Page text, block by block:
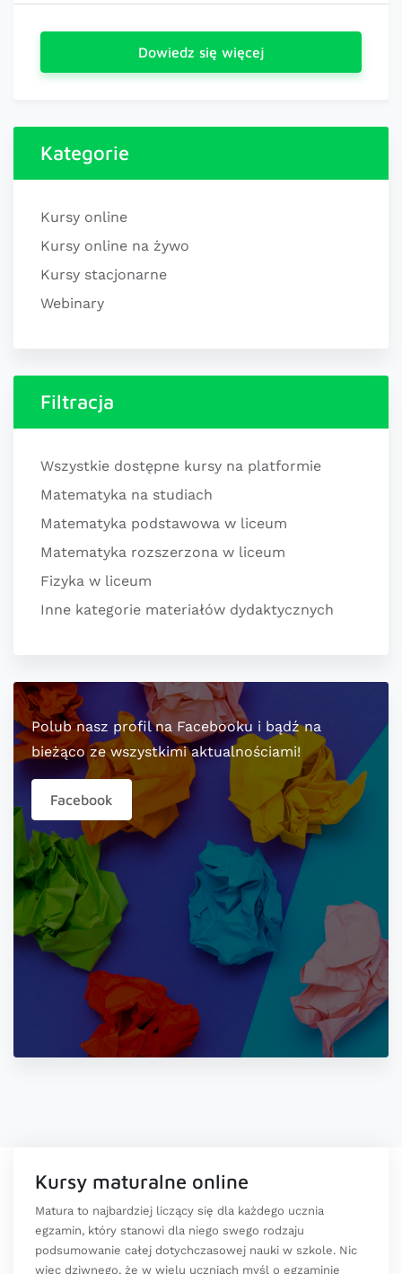
Kategorie
Kursy online
Kursy online na żywo
Kursy stacjonarne
Webinary
Filtracja
Wszystkie dostępne kursy na platformie
Matematyka na studiach
Matematyka podstawowa w liceum
Matematyka rozszerzona w liceum
Fizyka w liceum
Inne kategorie materiałów dydaktycznych
Polub nasz profil na Facebooku i bądź na
bieżąco ze wszystkimi aktualnościami!
Facebook
Dowiedz się więcej
Kursy maturalne online
Matura to najbardziej liczący się dla każdego ucznia
egzamin, który stanowi dla niego swego rodzaju
podsumowanie całej dotychczasowej nauki w szkole. Nic
więc dziwnego, że w wielu uczniach myśl o egzaminie